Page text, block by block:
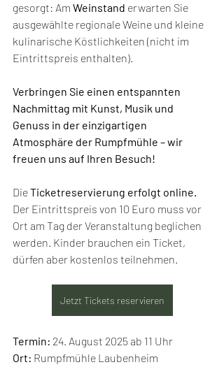
gesorgt: Am Weinstand erwarten Sie
ausgewählte regionale Weine und kleine
kulinarische Köstlichkeiten (nicht im
Eintrittspreis enthalten).
Verbringen Sie einen entspannten
Nachmittag mit Kunst, Musik und
Genuss in der einzigartigen
Atmosphäre der Rumpfmühle – wir
freuen uns auf Ihren Besuch!
Die Ticketreservierung erfolgt online.
Der Eintrittspreis von 10 Euro muss vor
Ort am Tag der Veranstaltung beglichen
werden. Kinder brauchen ein Ticket,
dürfen aber kostenlos teilnehmen.
Jetzt Tickets reservieren
Termin: 24. August 2025 ab 11 Uhr
Ort: Rumpfmühle Laubenheim